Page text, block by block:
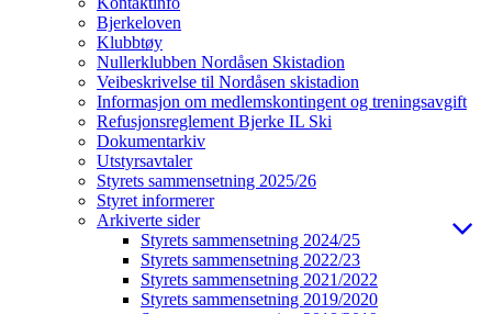
Bjerkeloven
Klubbtøy
Nullerklubben Nordåsen Skistadion
Veibeskrivelse til Nordåsen skistadion
Informasjon om medlemskontingent og treningsavgift
Refusjonsreglement Bjerke IL Ski
Dokumentarkiv
Utstyrsavtaler
Styrets sammensetning 2025/26
Styret informerer
Arkiverte sider
Styrets sammensetning 2024/25
Styrets sammensetning 2022/23
Styrets sammensetning 2021/2022
Styrets sammensetning 2019/2020